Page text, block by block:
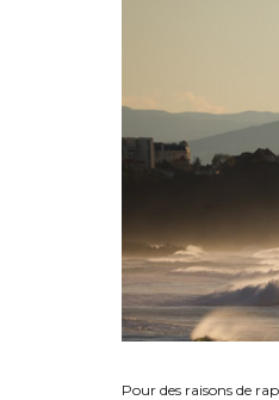
Pour des raisons de